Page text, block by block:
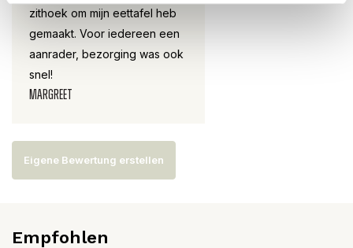
zithoek om mijn eettafel heb
gemaakt. Voor iedereen een
aanrader, bezorging was ook
snel!
MARGREET
Eigene Bewertung erstellen
Empfohlen